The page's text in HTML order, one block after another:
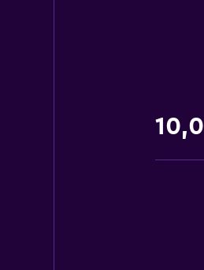
10,0